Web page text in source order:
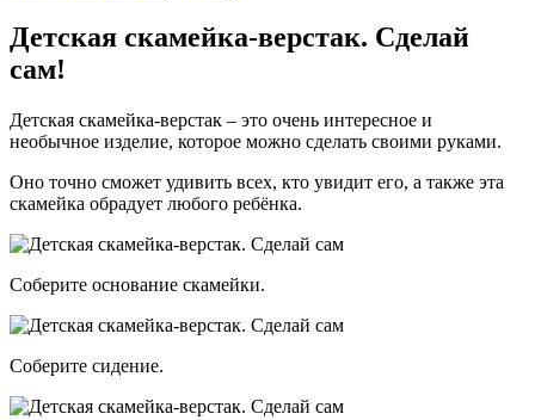
Детская скамейка-верстак. Сделай
сам!
Детская скамейка-верстак – это очень интересное и
необычное изделие, которое можно сделать своими руками.
Оно точно сможет удивить всех, кто увидит его, а также эта
скамейка обрадует любого ребёнка.
Соберите основание скамейки.
Соберите сидение.